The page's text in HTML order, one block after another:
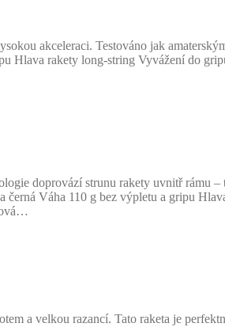
akceleraci. Testováno jak
Hlava rakety long-string Vyvážení do
doprovází strunu rakety uvnitř rámu
Váha 110 g bez výpletu a gripu
a velkou razancí. Tato raketa je